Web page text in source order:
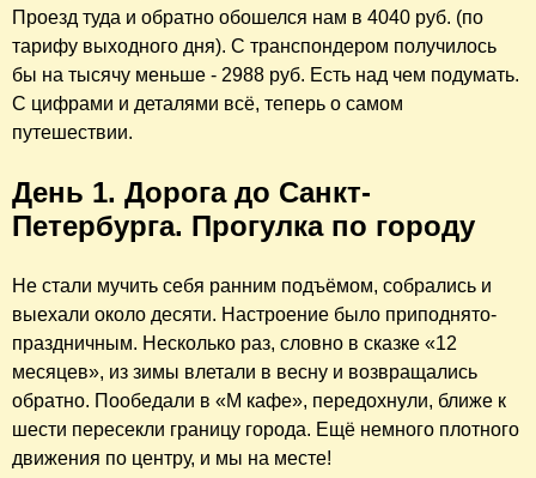
Проезд туда и обратно обошелся нам в 4040 руб. (по
тарифу выходного дня). С транспондером получилось
бы на тысячу меньше - 2988 руб. Есть над чем подумать.
С цифрами и деталями всё, теперь о самом
путешествии.
День 1. Дорога до Санкт-
Петербурга. Прогулка по городу
Не стали мучить себя ранним подъёмом, собрались и
выехали около десяти. Настроение было приподнято-
праздничным. Несколько раз, словно в сказке «12
месяцев», из зимы влетали в весну и возвращались
обратно. Пообедали в «М кафе», передохнули, ближе к
шести пересекли границу города. Ещё немного плотного
движения по центру, и мы на месте!